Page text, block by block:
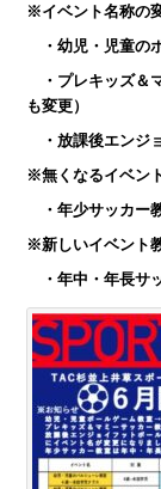
※イベント名称の
・幼児・児童の
・プレキッズ＆
も変更）
・放課後エンジ
※無くなるイベン
・年少サッカー
※新しいイベント
・年中・年長サ